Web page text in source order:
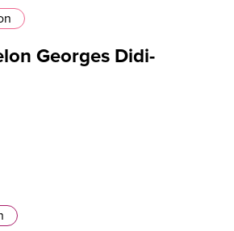
Georges Didi-